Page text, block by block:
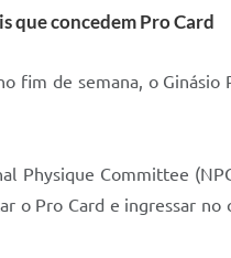
que concedem Pro Card
fim de semana, o Ginásio
Physique Committee
o Pro Card e ingressar no